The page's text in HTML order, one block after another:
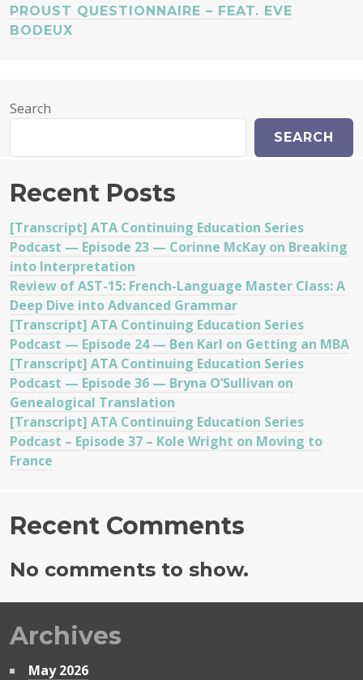
PROUST QUESTIONNAIRE – FEAT. EVE
BODEUX
Search
SEARCH
Recent Posts
[Transcript] ATA Continuing Education Series
Podcast — Episode 23 — Corinne McKay on Breaking
into Interpretation
Review of AST-15: French-Language Master Class: A
Deep Dive into Advanced Grammar
[Transcript] ATA Continuing Education Series
Podcast — Episode 24 — Ben Karl on Getting an MBA
[Transcript] ATA Continuing Education Series
Podcast — Episode 36 — Bryna O’Sullivan on
Genealogical Translation
[Transcript] ATA Continuing Education Series
Podcast – Episode 37 – Kole Wright on Moving to
France
Recent Comments
No comments to show.
Archives
May 2026